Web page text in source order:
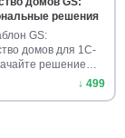
решения
GS:
домов для 1С-
решение
↓ 499